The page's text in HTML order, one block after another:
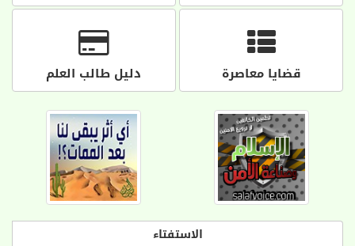
قضايا معاصرة دليل طالب العلم
الاستفتاء